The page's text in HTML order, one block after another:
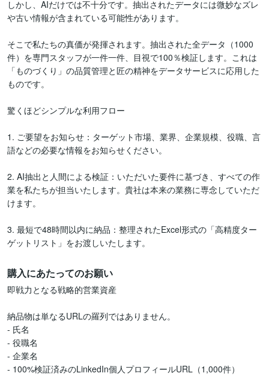
しかし、AIだけでは不十分です。抽出されたデータには微妙なズレ
や古い情報が含まれている可能性があります。
そこで私たちの真価が発揮されます。抽出された全データ（1000
件）を専門スタッフが一件一件、目視で100％検証します。これは
「ものづくり」の品質管理と匠の精神をデータサービスに応用した
ものです。
驚くほどシンプルな利用フロー
1. ご要望をお知らせ：ターゲット市場、業界、企業規模、役職、言
語などの必要な情報をお知らせください。
2. AI抽出と人間による検証：いただいた要件に基づき、すべての作
業を私たちが担当いたします。貴社は本来の業務に専念していただ
けます。
3. 最短で48時間以内に納品：整理されたExcel形式の「高精度ター
ゲットリスト」をお渡しいたします。
購入にあたってのお願い
即戦力となる戦略的営業資産
納品物は単なるURLの羅列ではありません。
- 氏名
- 役職名
- 企業名
- 100%検証済みのLinkedIn個人プロフィールURL（1,000件）